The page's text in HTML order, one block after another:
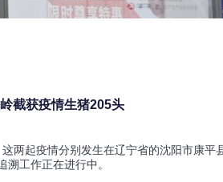
截获疫情生猪205头
两起疫情分别发生在辽宁省的沈阳市康平
工作正在进行中。